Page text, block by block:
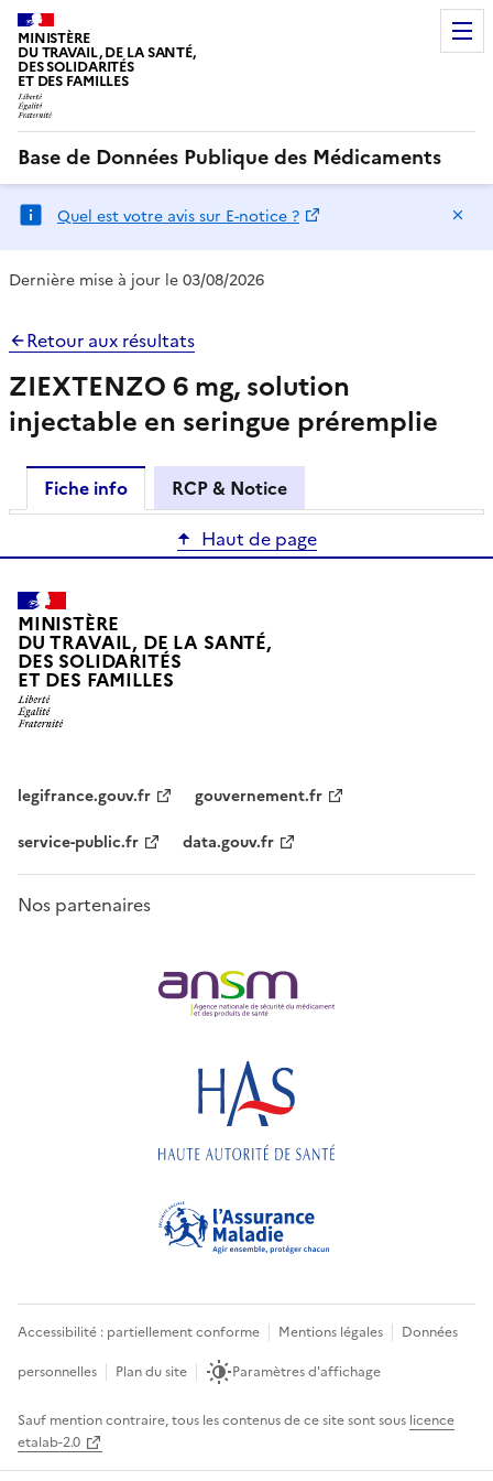
MINISTÈRE
DU TRAVAIL, DE LA SANTÉ,
DES SOLIDARITÉS
ET DES FAMILLES
Base de Données Publique des Médicaments
Quel est votre avis sur E-notice ?
Dernière mise à jour le 03/08/2026
Retour aux résultats
ZIEXTENZO 6 mg, solution
injectable en seringue préremplie
Fiche info
RCP & Notice
Haut de page
MINISTÈRE
DU TRAVAIL, DE LA SANTÉ,
DES SOLIDARITÉS
ET DES FAMILLES
legifrance.gouv.fr
gouvernement.fr
service-public.fr
data.gouv.fr
Nos partenaires
Accessibilité : partiellement conforme Mentions légales
Données
personnelles
Plan du site Paramètres d'affichage
Sauf mention contraire, tous les contenus de ce site sont sous licence
etalab-2.0